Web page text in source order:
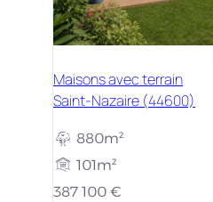
Maisons avec terrain
Saint-Nazaire (44600)
880m²
101m²
387 100 €